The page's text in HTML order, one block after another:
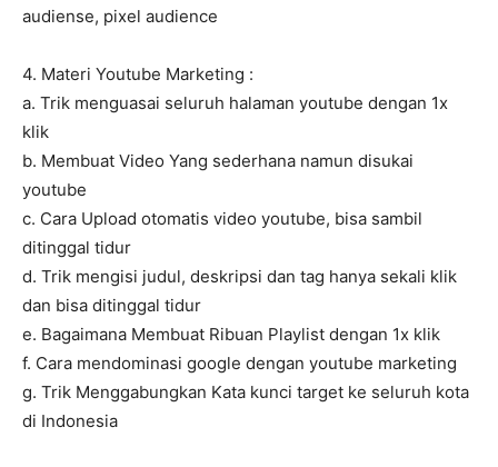
audiense, pixel audience
4. Materi Youtube Marketing :
a. Trik menguasai seluruh halaman youtube dengan 1x
klik
b. Membuat Video Yang sederhana namun disukai
youtube
c. Cara Upload otomatis video youtube, bisa sambil
ditinggal tidur
d. Trik mengisi judul, deskripsi dan tag hanya sekali klik
dan bisa ditinggal tidur
e. Bagaimana Membuat Ribuan Playlist dengan 1x klik
f. Cara mendominasi google dengan youtube marketing
g. Trik Menggabungkan Kata kunci target ke seluruh kota
di Indonesia